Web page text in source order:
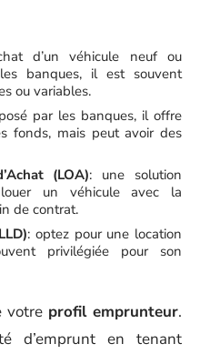
d’un véhicule neuf ou
banques, il est souvent
ou variables.
par les banques, il offre
fonds, mais peut avoir des
(LOA): une solution
un véhicule avec la
de contrat.
: optez pour une location
privilégiée pour son
votre profil emprunteur.
d’emprunt en tenant